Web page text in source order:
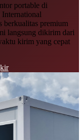
portable di
berkualitas premium
langsung dikirim dari
kirim yang cepat